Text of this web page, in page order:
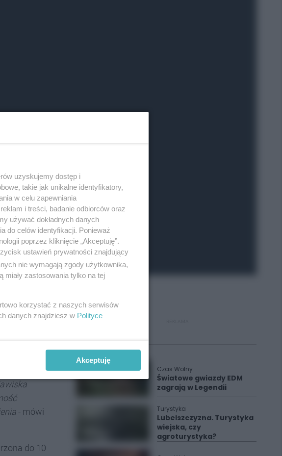
w jego
a młody
- mówi
do 10
Czas Wolny
Światowe gwiazdy EDM
zagrają w Legendii
Turystyka
Lubelszczyzna. Turystyka
wiejska, czy
agroturystyka?
uzyskujemy dostęp i
takie jak unikalne identyfikatory,
w celu zapewniania
i treści, badanie odbiorców oraz
używać dokładnych danych
do celów identyfikacji. Ponieważ
poprzez kliknięcie „Akceptuję”.
ustawień prywatności znajdujący
nie wymagają zgody użytkownika,
zastosowania tylko na tej
korzystać z naszych serwisów
danych znajdziesz w Polityce
Akceptuję